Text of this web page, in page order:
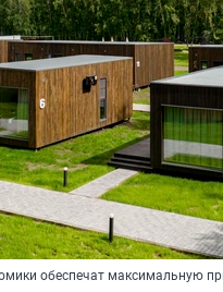
обеспечат максимальную